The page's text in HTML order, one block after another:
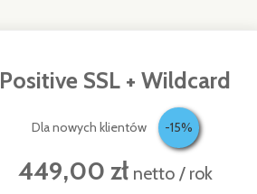
Positive SSL + Wildcard
Dla nowych klientów -15%
449,00 złnetto / rok